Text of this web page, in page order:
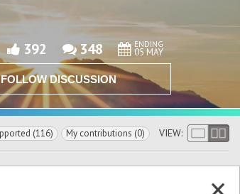
392 348 ENDING
05 MAY
FOLLOW DISCUSSION
(116) My contributions (0) VIEW: